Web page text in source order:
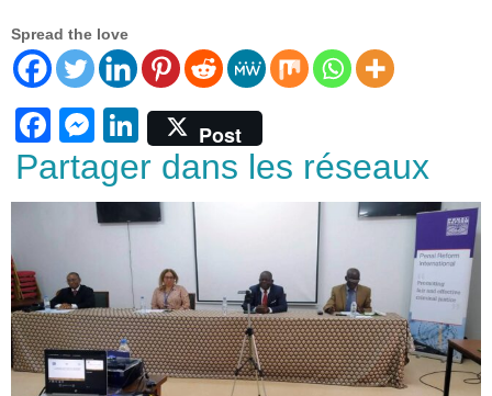
Spread the love
F
a
c
b
o
o
k
M
e
ss
e
g
er
Li
n
k
e
dI
n
Post
Partager dans les réseaux